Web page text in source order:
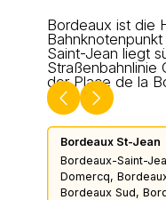
Bordeaux ist die
Saint-Jean liegt
Straßenbahnlinie
der Place de la
Bordeaux St-Jean
Bordeaux-Saint-
Domercq,
Bordeaux Sud,